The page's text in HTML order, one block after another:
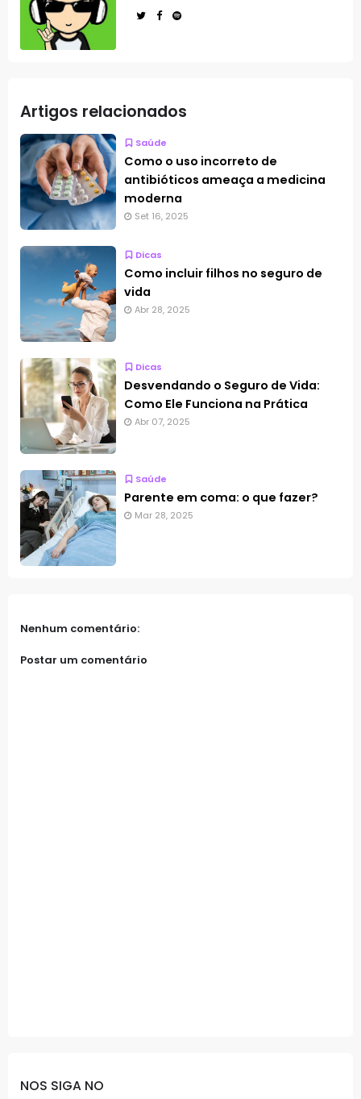
Artigos relacionados
Saúde
Como o uso incorreto de
antibióticos ameaça a medicina
moderna
Set 16, 2025
Dicas
Como incluir filhos no seguro de
vida
Abr 28, 2025
Dicas
Desvendando o Seguro de Vida:
Como Ele Funciona na Prática
Abr 07, 2025
Saúde
Parente em coma: o que fazer?
Mar 28, 2025
Nenhum comentário:
Postar um comentário
NOS SIGA NO